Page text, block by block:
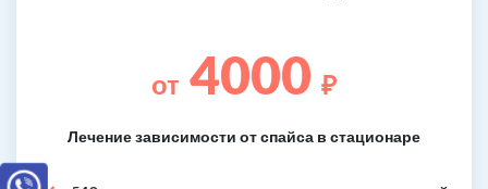
от 4000 ₽
Лечение зависимости от спайса в стационаре